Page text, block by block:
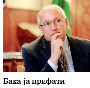
Бака ја прифати